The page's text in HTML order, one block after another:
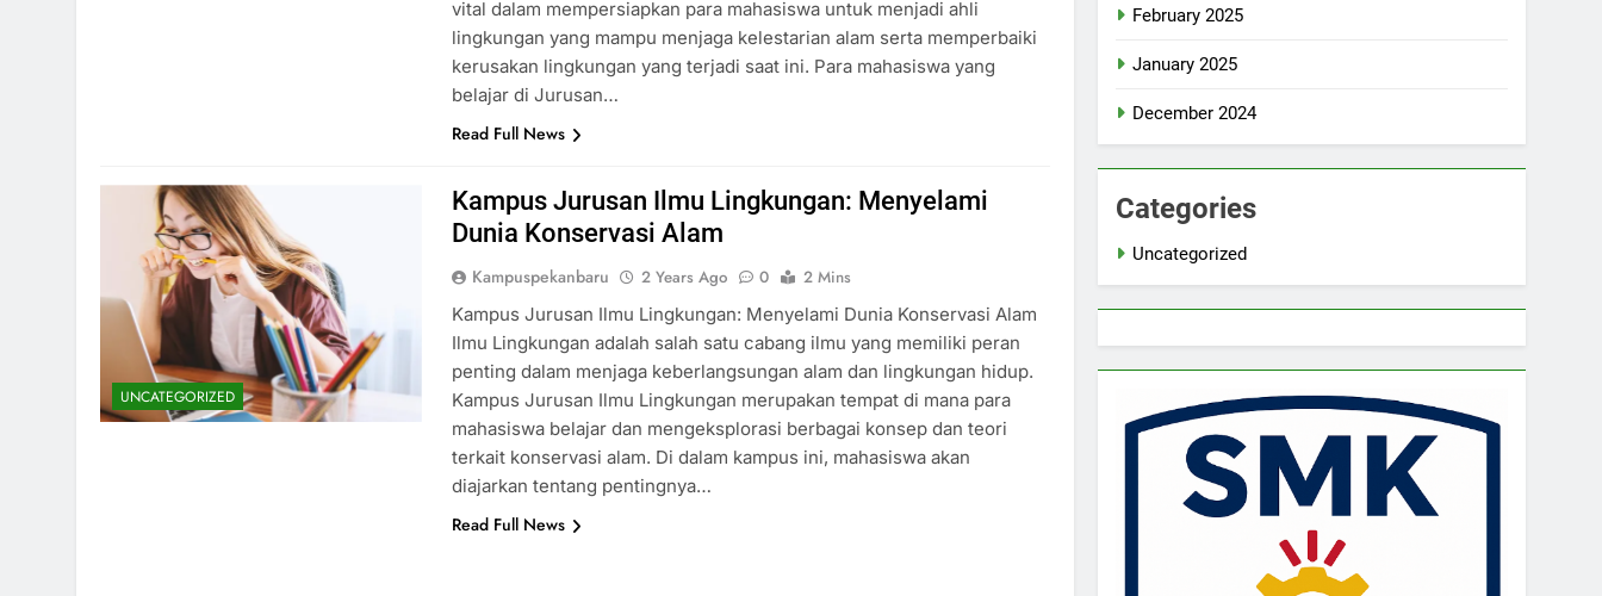
vital dalam mempersiapkan para mahasiswa untuk menjadi ahli
lingkungan yang mampu menjaga kelestarian alam serta memperbaiki
kerusakan lingkungan yang terjadi saat ini. Para mahasiswa yang
belajar di Jurusan…
Read Full News
UNCATEGORIZED
Kampus Jurusan Ilmu Lingkungan: Menyelami
Dunia Konservasi Alam
Kampuspekanbaru 2 Years Ago 0
2 Mins
Kampus Jurusan Ilmu Lingkungan: Menyelami Dunia Konservasi Alam
Ilmu Lingkungan adalah salah satu cabang ilmu yang memiliki peran
penting dalam menjaga keberlangsungan alam dan lingkungan hidup.
Kampus Jurusan Ilmu Lingkungan merupakan tempat di mana para
mahasiswa belajar dan mengeksplorasi berbagai konsep dan teori
terkait konservasi alam. Di dalam kampus ini, mahasiswa akan
diajarkan tentang pentingnya…
Read Full News
February 2025
January 2025
December 2024
Categories
Uncategorized